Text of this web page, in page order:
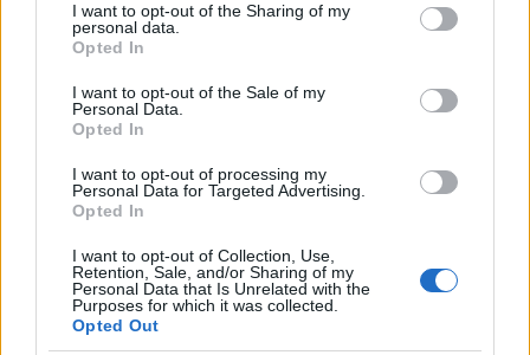
I want to opt-out of the Sharing of my
personal data.
Opted In
I want to opt-out of the Sale of my
Personal Data.
Opted In
I want to opt-out of processing my
Personal Data for Targeted Advertising.
Opted In
I want to opt-out of Collection, Use,
Retention, Sale, and/or Sharing of my
Personal Data that Is Unrelated with the
Purposes for which it was collected.
Opted Out
studente modello. Altrettanto alla scuola
secondaria di Bomporto, quindi assolutamente un
bambino come tutti gli altri”. Il liceo lo ha svolto a
Modena e poi si è anche laureato in economica. E
il suo percorso psicologico? “Nel 2022, questo
giovane chiese un’informazione rappresentando
un malessere. Non venne preso in carico da
nessuno dei servizi sociali, perché orientato verso
il percorso sanitario. Da lì, l’accesso al centro di
salute mentale che lo ha seguito per i due anni
successivi, fino al 2024”. Nessun obbligo di